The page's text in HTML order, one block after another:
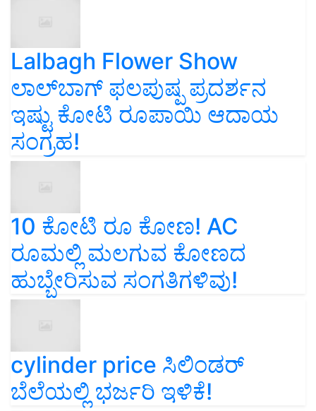
Lalbagh Flower Show
ಲಾಲ್‌ಬಾಗ್ ಫಲಪುಷ್ಪ ಪ್ರದರ್ಶನ
ಇಷ್ಟು ಕೋಟಿ ರೂಪಾಯಿ ಆದಾಯ
ಸಂಗ್ರಹ!
10 ಕೋಟಿ ರೂ ಕೋಣ! AC
ರೂಮಲ್ಲಿ ಮಲಗುವ ಕೋಣದ
ಹುಬ್ಬೇರಿಸುವ ಸಂಗತಿಗಳಿವು!
cylinder price ಸಿಲಿಂಡರ್‌
ಬೆಲೆಯಲ್ಲಿ ಭರ್ಜರಿ ಇಳಿಕೆ!